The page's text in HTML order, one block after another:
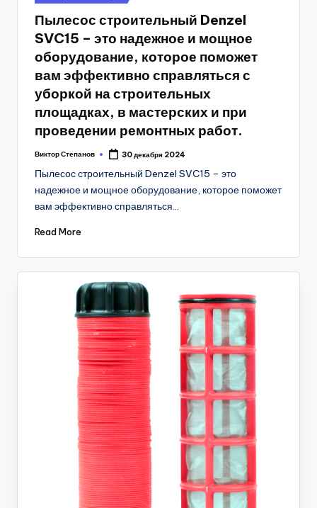
in
Пылесос строительный Denzel
SVC15 – это надежное и мощное
оборудование, которое поможет
вам эффективно справляться с
уборкой на строительных
площадках, в мастерских и при
проведении ремонтных работ.
Posted
Виктор Степанов 30 декабря 2024
Пылесос строительный Denzel SVC15 – это
надежное и мощное оборудование, которое поможет
вам эффективно справляться…
Read More